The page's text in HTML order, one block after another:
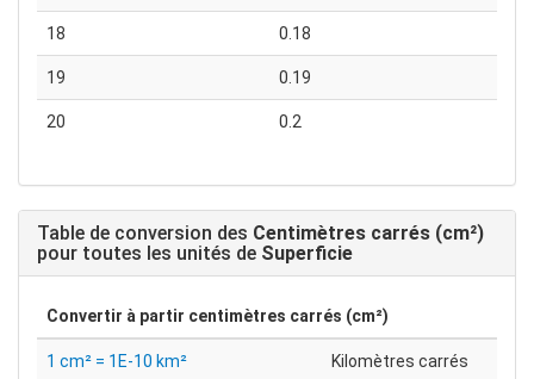
18 0.18
19 0.19
20 0.2
Table de conversion des Centimètres carrés (cm²)
pour toutes les unités de Superficie
Convertir à partir centimètres carrés (cm²)
1 cm² = 1E-10 km² Kilomètres carrés